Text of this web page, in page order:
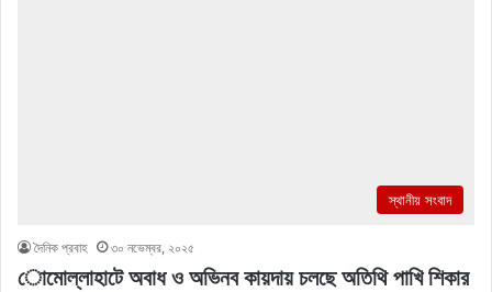
স্থানীয় সংবাদ
দৈনিক প্রবাহ ৩০ নভেম্বর, ২০২৫
োমোল্লাহাটে অবাধ ও অভিনব কায়দায় চলছে অতিথি পাখি শিকার